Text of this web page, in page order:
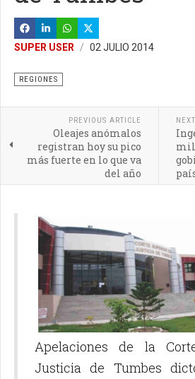
SUPER USER 02 JULIO 2014
REGIONES
PREVIOUS ARTICLE
Oleajes anómalos
registran hoy su pico
más fuerte en lo que va
del año
Apelaciones de la
Justicia de Tumbes